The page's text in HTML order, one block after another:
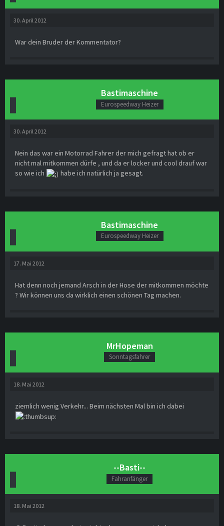
30. April 2012
War dein Bruder der Kommentator?
Bastimaschine
Eurospeedway Heizer
30. April 2012
Nein das war ein Motorrad Fahrer der mich gefragt hat ob er
nicht mal mitkommen dürfe , und da er locker und cool drauf war
so wie ich
habe ich natürlich ja gesagt.
Bastimaschine
Eurospeedway Heizer
17. Mai 2012
Hat denn noch jemand Arsch in der Hose der mitkommen möchte
? Wir können uns da wirklich einen schönen Tag machen.
MrHopeman
Sonntagsfahrer
18. Mai 2012
ziemlich wenig Verkehr... Beim nächsten Mal bin ich dabei
--Basti--
Fahranfänger
18. Mai 2012